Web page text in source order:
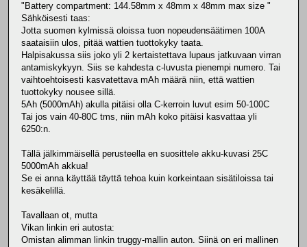
"Battery compartment: 144.58mm x 48mm x 48mm max size "
Sähköisesti taas:
Jotta suomen kylmissä oloissa tuon nopeudensäätimen 100A
saataisiin ulos, pitää wattien tuottokyky taata.
Halpisakussa siis joko yli 2 kertaistettava lupaus jatkuvaan virran
antamiskykyyn. Siis se kahdesta c-luvusta pienempi numero. Tai
vaihtoehtoisesti kasvatettava mAh määrä niin, että wattien
tuottokyky nousee sillä.
5Ah (5000mAh) akulla pitäisi olla C-kerroin luvut esim 50-100C
Tai jos vain 40-80C tms, niin mAh koko pitäisi kasvattaa yli
6250:n.
Tällä jälkimmäisellä perusteella en suosittele akku-kuvasi 25C
5000mAh akkua!
Se ei anna käyttää täyttä tehoa kuin korkeintaan sisätiloissa tai
kesäkelillä.
Tavallaan ot, mutta
Vikan linkin eri autosta:
Omistan alimman linkin truggy-mallin auton. Siinä on eri mallinen